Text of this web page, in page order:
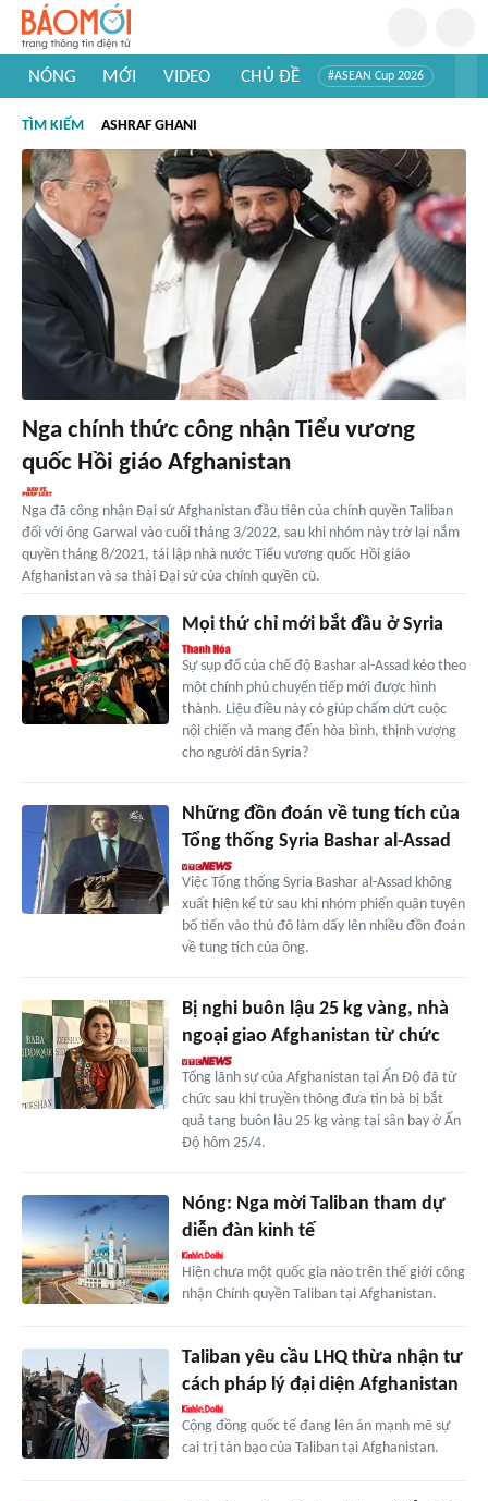
NÓNG MỚI VIDEO CHỦ ĐỀ #ASEAN Cup 2026
#Khám phá thế giới
TÌM KIẾM ASHRAF GHANI
Nga chính thức công nhận Tiểu vương
quốc Hồi giáo Afghanistan
Nga đã công nhận Đại sứ Afghanistan đầu tiên của chính quyền Taliban
đối với ông Garwal vào cuối tháng 3/2022, sau khi nhóm này trở lại nắm
quyền tháng 8/2021, tái lập nhà nước Tiểu vương quốc Hồi giáo
Afghanistan và sa thải Đại sứ của chính quyền cũ.
Mọi thứ chỉ mới bắt đầu ở Syria
Sự sụp đổ của chế độ Bashar al-Assad kéo theo
một chính phủ chuyển tiếp mới được hình
thành. Liệu điều này có giúp chấm dứt cuộc
nội chiến và mang đến hòa bình, thịnh vượng
cho người dân Syria?
Những đồn đoán về tung tích của
Tổng thống Syria Bashar al-Assad
Việc Tổng thống Syria Bashar al-Assad không
xuất hiện kể từ sau khi nhóm phiến quân tuyên
bố tiến vào thủ đô làm dấy lên nhiều đồn đoán
về tung tích của ông.
Bị nghi buôn lậu 25 kg vàng, nhà
ngoại giao Afghanistan từ chức
Tổng lãnh sự của Afghanistan tại Ấn Độ đã từ
chức sau khi truyền thông đưa tin bà bị bắt
quả tang buôn lậu 25 kg vàng tại sân bay ở Ấn
Độ hôm 25/4.
Nóng: Nga mời Taliban tham dự
diễn đàn kinh tế
Hiện chưa một quốc gia nào trên thế giới công
nhận Chính quyền Taliban tại Afghanistan.
Taliban yêu cầu LHQ thừa nhận tư
cách pháp lý đại diện Afghanistan
Cộng đồng quốc tế đang lên án mạnh mẽ sự
cai trị tàn bạo của Taliban tại Afghanistan.